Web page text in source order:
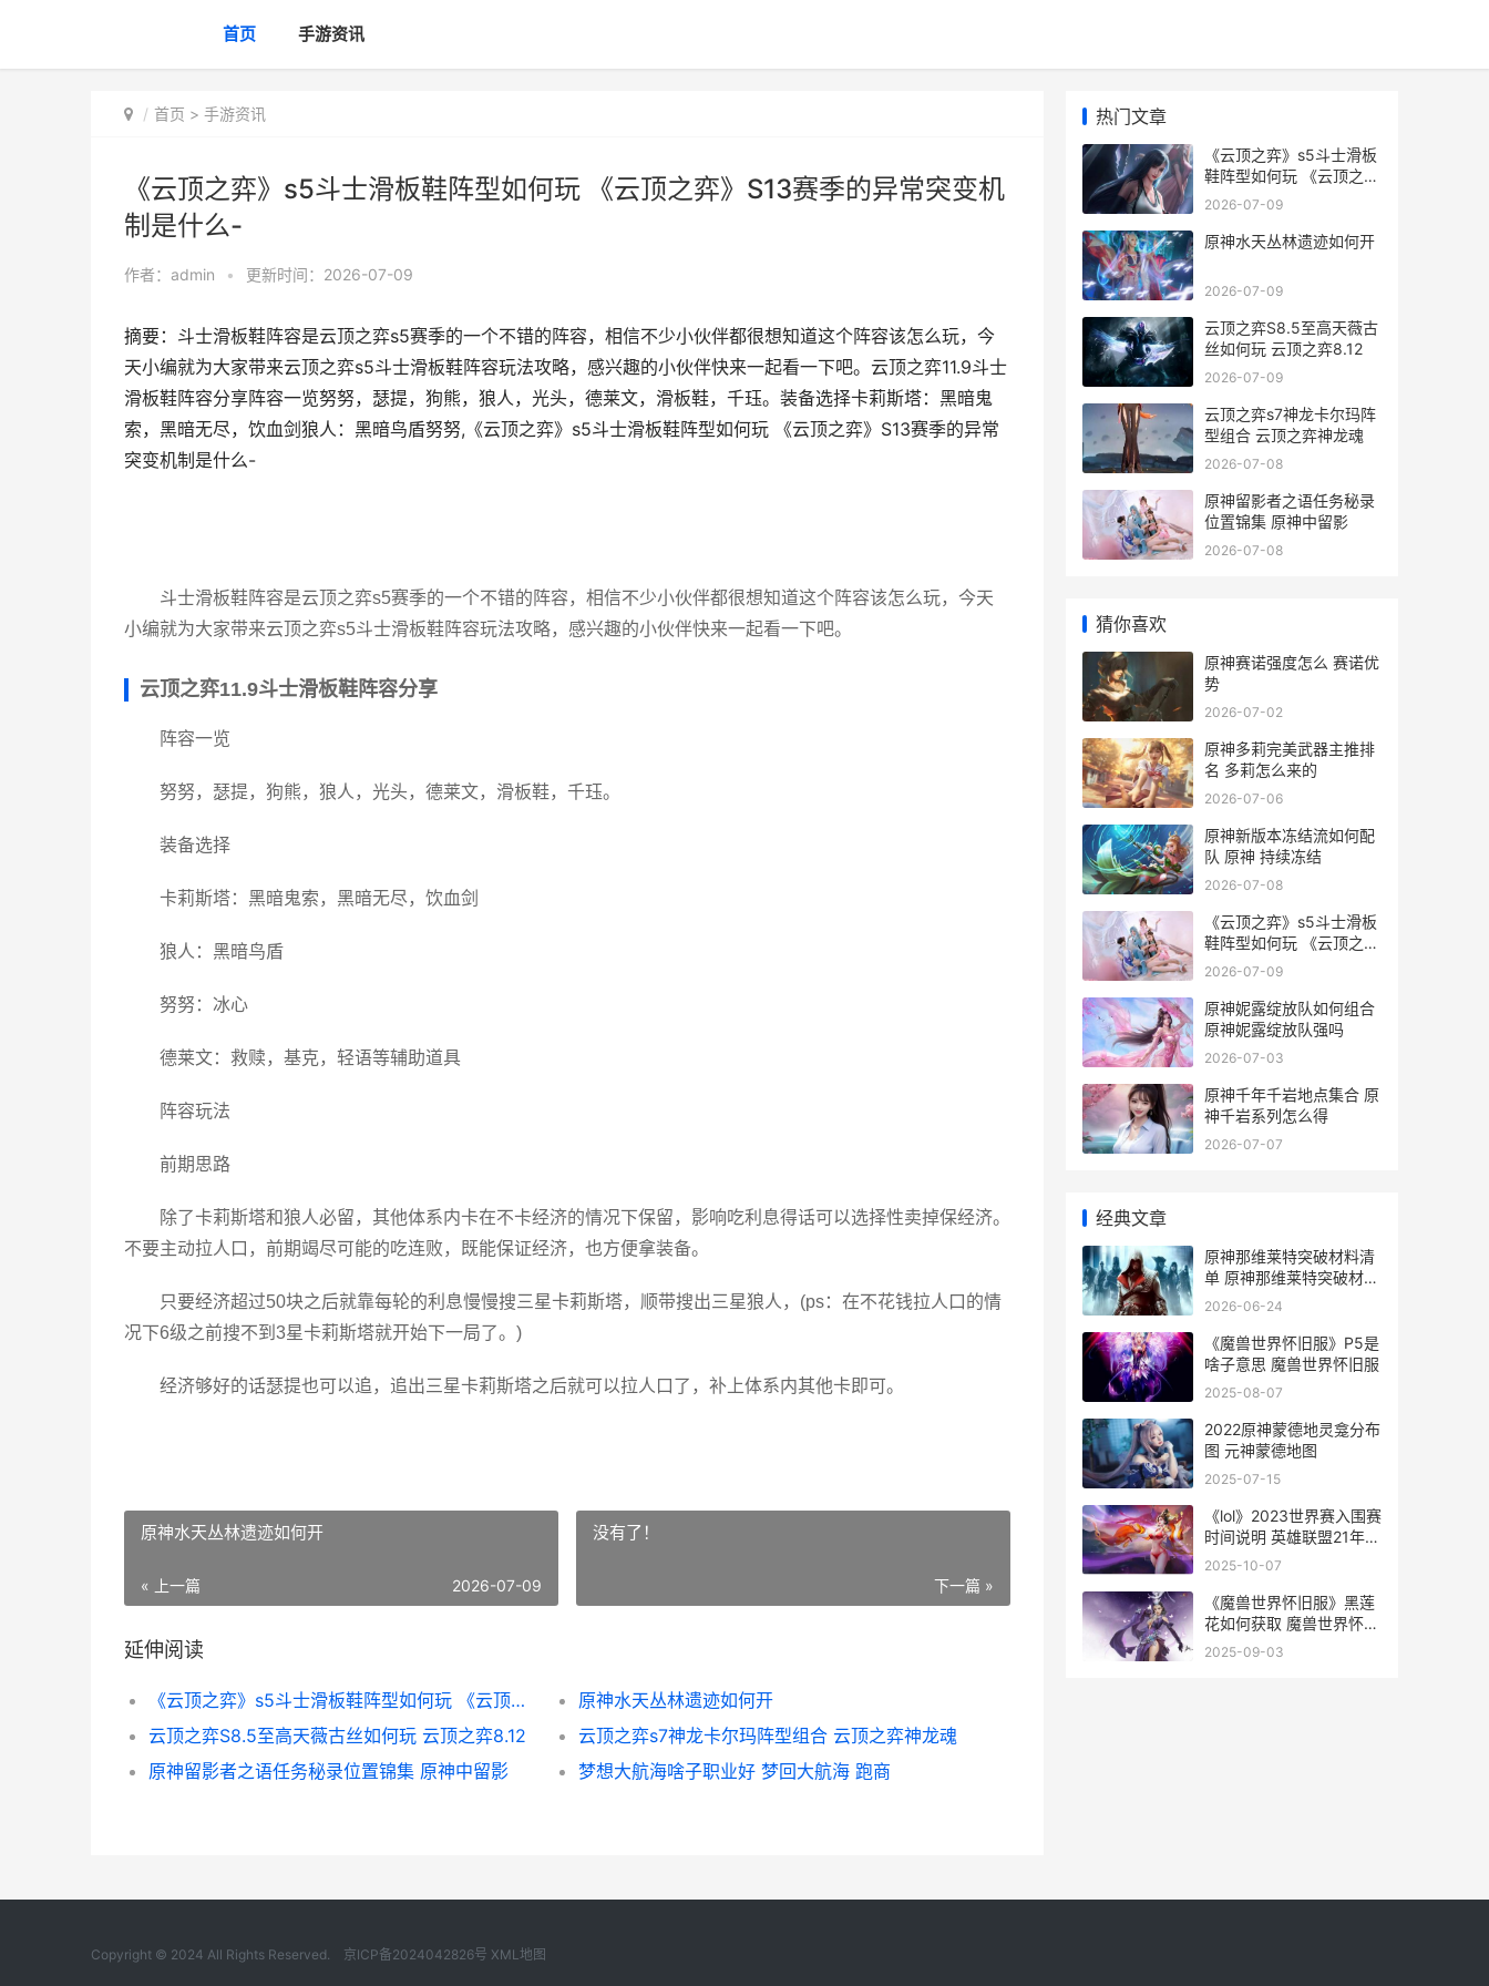
首页 手游资讯
首页 > 手游资讯
《云顶之弈》s5斗士滑板鞋阵型如何玩 《云顶之弈》S13赛季的异常突变机
制是什么-
作者： admin • 更新时间：2026-07-09
摘要：斗士滑板鞋阵容是云顶之弈s5赛季的一个不错的阵容，相信不少小伙伴都很想知道这个阵容该怎么玩，今
天小编就为大家带来云顶之弈s5斗士滑板鞋阵容玩法攻略，感兴趣的小伙伴快来一起看一下吧。云顶之弈11.9斗士
滑板鞋阵容分享阵容一览努努，瑟提，狗熊，狼人，光头，德莱文，滑板鞋，千珏。装备选择卡莉斯塔：黑暗鬼
索，黑暗无尽，饮血剑狼人：黑暗鸟盾努努,《云顶之弈》s5斗士滑板鞋阵型如何玩 《云顶之弈》S13赛季的异常
突变机制是什么-
斗士滑板鞋阵容是云顶之弈s5赛季的一个不错的阵容，相信不少小伙伴都很想知道这个阵容该怎么玩，今天
小编就为大家带来云顶之弈s5斗士滑板鞋阵容玩法攻略，感兴趣的小伙伴快来一起看一下吧。
云顶之弈11.9斗士滑板鞋阵容分享
阵容一览
努努，瑟提，狗熊，狼人，光头，德莱文，滑板鞋，千珏。
装备选择
卡莉斯塔：黑暗鬼索，黑暗无尽，饮血剑
狼人：黑暗鸟盾
努努：冰心
德莱文：救赎，基克，轻语等辅助道具
阵容玩法
前期思路
除了卡莉斯塔和狼人必留，其他体系内卡在不卡经济的情况下保留，影响吃利息得话可以选择性卖掉保经济。
不要主动拉人口，前期竭尽可能的吃连败，既能保证经济，也方便拿装备。
只要经济超过50块之后就靠每轮的利息慢慢搜三星卡莉斯塔，顺带搜出三星狼人，(ps：在不花钱拉人口的情
况下6级之前搜不到3星卡莉斯塔就开始下一局了。)
经济够好的话瑟提也可以追，追出三星卡莉斯塔之后就可以拉人口了，补上体系内其他卡即可。
原神水天丛林遗迹如何开
« 上一篇 2026-07-09
没有了！
下一篇 »
延伸阅读
《云顶之弈》s5斗士滑板鞋阵型如何玩 《云顶之弈》S13赛季的异常突变机制是什么-
原神水天丛林遗迹如何开
云顶之弈S8.5至高天薇古丝如何玩 云顶之弈8.12
云顶之弈s7神龙卡尔玛阵型组合 云顶之弈神龙魂
原神留影者之语任务秘录位置锦集 原神中留影
梦想大航海啥子职业好 梦回大航海 跑商
热门文章
《云顶之弈》s5斗士滑板
鞋阵型如何玩 《云顶之
弈》S13赛季的异常突变
2026-07-09
原神水天丛林遗迹如何开
2026-07-09
云顶之弈S8.5至高天薇古
丝如何玩 云顶之弈8.12
2026-07-09
云顶之弈s7神龙卡尔玛阵
型组合 云顶之弈神龙魂
2026-07-08
原神留影者之语任务秘录
位置锦集 原神中留影
2026-07-08
猜你喜欢
原神赛诺强度怎么 赛诺优
势
2026-07-02
原神多莉完美武器主推排
名 多莉怎么来的
2026-07-06
原神新版本冻结流如何配
队 原神 持续冻结
2026-07-08
《云顶之弈》s5斗士滑板
鞋阵型如何玩 《云顶之
弈》S13赛季的异常突变
2026-07-09
原神妮露绽放队如何组合
原神妮露绽放队强吗
2026-07-03
原神千年千岩地点集合 原
神千岩系列怎么得
2026-07-07
经典文章
原神那维莱特突破材料清
单 原神那维莱特突破材料
汇总
2026-06-24
《魔兽世界怀旧服》P5是
啥子意思 魔兽世界怀旧服
2025-08-07
2022原神蒙德地灵龛分布
图 元神蒙德地图
2025-07-15
《lol》2023世界赛入围赛
时间说明 英雄联盟21年世
界赛
2025-10-07
《魔兽世界怀旧服》黑莲
花如何获取 魔兽世界怀旧
服60级永久服
2025-09-03
Copyright © 2024 All Rights Reserved. 京ICP备2024042826号 XML地图